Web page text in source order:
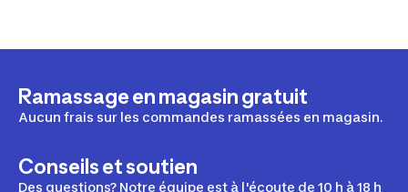
Ramassage en magasin gratuit
Aucun frais sur les commandes ramassées en magasin.
Conseils et soutien
Des questions? Notre équipe est à l'écoute de 10 h à 18 h